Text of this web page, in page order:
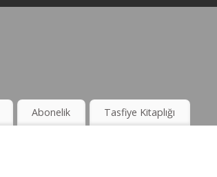
Abonelik Tasfiye Kitaplığı